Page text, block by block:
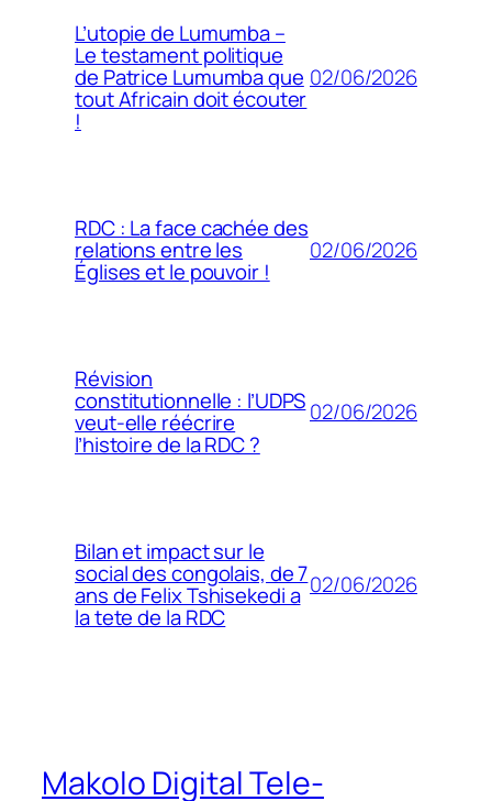
L’utopie de Lumumba –
Le testament politique
de Patrice Lumumba que
tout Africain doit écouter
!
02/06/2026
RDC : La face cachée des
relations entre les
Églises et le pouvoir !
02/06/2026
Révision
constitutionnelle : l’UDPS
veut-elle réécrire
l’histoire de la RDC ?
02/06/2026
Bilan et impact sur le
social des congolais, de 7
ans de Felix Tshisekedi a
la tete de la RDC
02/06/2026
Makolo Digital Tele-